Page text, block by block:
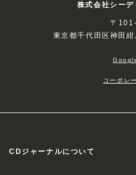
株式会社シー
〒
東京都千代田区神田
コーポレ
CDジャーナルについて